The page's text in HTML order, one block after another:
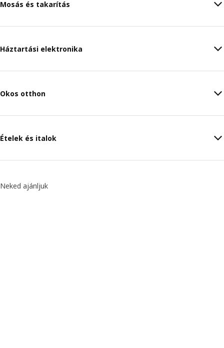
Mosás és takarítás
Háztartási elektronika
Okos otthon
Ételek és italok
Neked ajánljuk